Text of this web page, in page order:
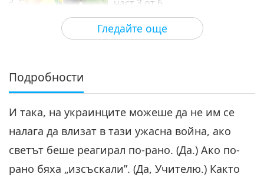
Гледайте още
част 3 от 6
Между Учителя и учениците 2022-03-12 6694
4
27:29
Между Учителя и учениците 2022-03-13 6282Преглед
Правителствата по света
трябва да подкрепят Украйна,
част 5 от 6
Подробности
И така, на украинците можеше да не им се
налага да влизат в тази ужасна война, ако
светът беше реагирал по-рано. (Да.) Ако по-
рано бяха „изсъскали”. (Да, Учителю.) Както